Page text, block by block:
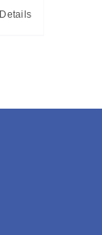
Details